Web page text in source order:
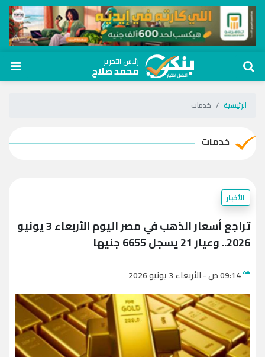
رئيس التحرير
محمد صلاح
الرئيسية خدمات
خدمات
الأخبار
تراجع أسعار الذهب في مصر اليوم الأربعاء 3 يونيو
2026.. وعيار 21 يسجل 6655 جنيهًا